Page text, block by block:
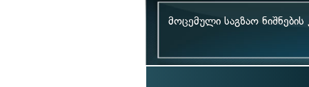
მოცემული საგზაო